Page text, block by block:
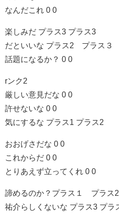
なんだこれ 0 0
楽しみだ プラス3 プラス3
だといいな プラス2 プラス３
話題になるか？ 0 0
rンク2
厳しい意見だな 0 0
許せないな 0 0
気にするな プラス1 プラス2
おおげさだな 0 0
これからだ 0 0
とりあえず立ってくれ 0 0
諦めるのか？プラス１ プラス2
祐介らしくないな プラス3 プラ